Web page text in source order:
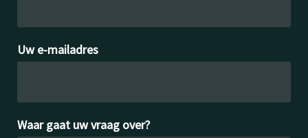
Uw e-mailadres
Waar gaat uw vraag over?